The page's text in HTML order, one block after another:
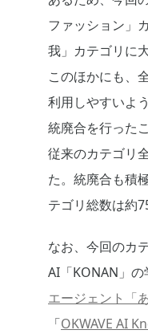
ファッション」
我」カテゴリに
このほかにも、
利用しやすいよ
統廃合を行った
従来のカテゴリ
た。統廃合も積
テゴリ総数は約
なお、今回のカ
AI「KONAN」の
エージェント「
「OKWAVE AI